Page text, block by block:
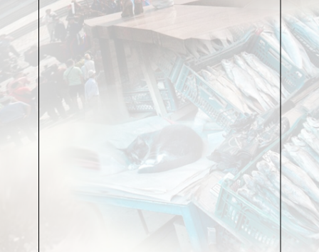
Мы все время мотаемся по району, Ромин
«Лексус», припаркованный за елкой, деревенским
бабкам, как правило, не видать, зато нас с Ромой –
отлично. Раз пять нас пытались поднять на вилы,
тридцать – напоить, а однажды даже засунуть в
мусорный контейнер.
Но вот мы едем на юбилей.
Страшный ветер, вокруг – какие-то невообразимые,
как с картинки, поля. Владимирская область – одно
из мест, где вообще начиналась Россия. Здесь
белокаменные храмы, вырубленные из цельного
камня, соседствуют с полуразвалившимися
колхозами. Здесь вековые сосны и рядом – самые
пугающие болота. Такие, которые не вызывают